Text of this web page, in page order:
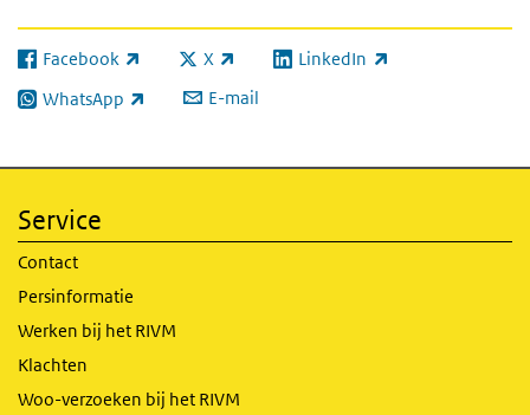
Facebook
(externe link) X
(externe link) LinkedIn
(externe link)
WhatsApp
(externe link) E-mail
Service
Contact
Persinformatie
Werken bij het RIVM
Klachten
Woo-verzoeken bij het RIVM